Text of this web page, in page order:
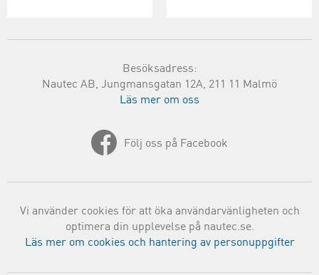
Besöksadress:
Nautec AB, Jungmansgatan 12A, 211 11 Malmö
Läs mer om oss
Följ oss på Facebook
Vi använder cookies för att öka användarvänligheten och
optimera din upplevelse på nautec.se.
Läs mer om cookies och hantering av personuppgifter